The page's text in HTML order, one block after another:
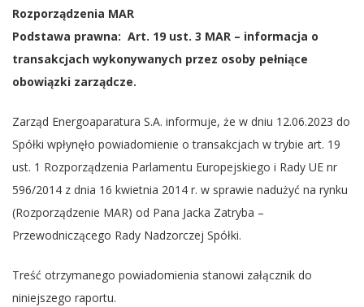
Rozporządzenia MAR
Podstawa prawna: Art. 19 ust. 3 MAR – informacja o
transakcjach wykonywanych przez osoby pełniące
obowiązki zarządcze.
Zarząd Energoaparatura S.A. informuje, że w dniu 12.06.2023 do
Spółki wpłynęło powiadomienie o transakcjach w trybie art. 19
ust. 1 Rozporządzenia Parlamentu Europejskiego i Rady UE nr
596/2014 z dnia 16 kwietnia 2014 r. w sprawie nadużyć na rynku
(Rozporządzenie MAR) od Pana Jacka Zatryba –
Przewodniczącego Rady Nadzorczej Spółki.
Treść otrzymanego powiadomienia stanowi załącznik do
niniejszego raportu.